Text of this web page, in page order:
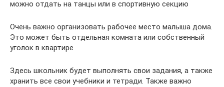
можно отдать на танцы или в спортивную секцию
Очень важно организовать рабочее место малыша дома.
Это может быть отдельная комната или собственный
уголок в квартире
Здесь школьник будет выполнять свои задания, а также
хранить все свои учебники и тетради. Также важно